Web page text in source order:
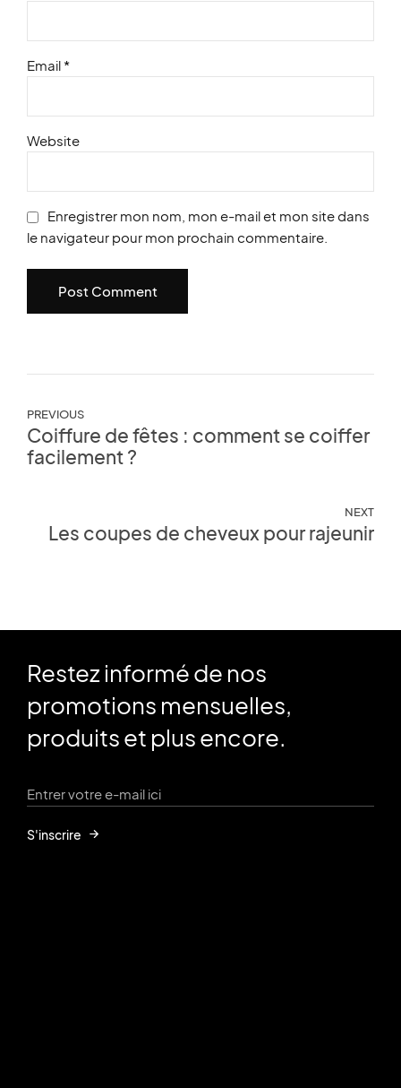
Email *
Website
Enregistrer mon nom, mon e-mail et mon site dans
le navigateur pour mon prochain commentaire.
Post Comment
PREVIOUS
Coiffure de fêtes : comment se coiffer
facilement ?
NEXT
Les coupes de cheveux pour rajeunir
Restez informé de nos
promotions mensuelles,
produits et plus encore.
S'inscrire